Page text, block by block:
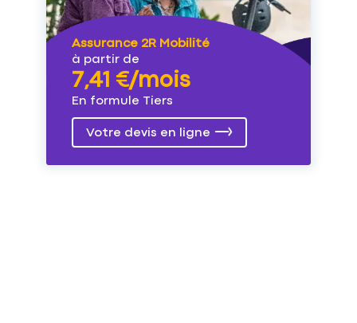
Assurance 2R Mobilité
à partir de
7,41 €/mois
En formule Tiers
Votre devis en ligne